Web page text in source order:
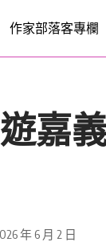
作家部落客專欄
嘉
年 6 月 2 日